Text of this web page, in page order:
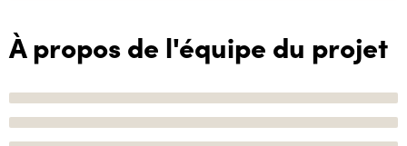
À propos de l'équipe du projet